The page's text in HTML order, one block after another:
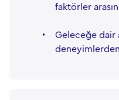
faktörler
‣
Geleceğe dair